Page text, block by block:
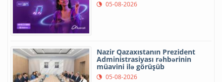
05-08-2026
Nazir Qazaxıstanın Prezident
Administrasiyası rəhbərinin
müavini ilə görüşüb
05-08-2026